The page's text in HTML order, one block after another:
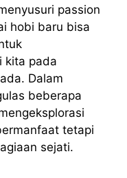
passion
hobi baru bisa
kita pada
Dalam
beberapa
tetapi
sejati.